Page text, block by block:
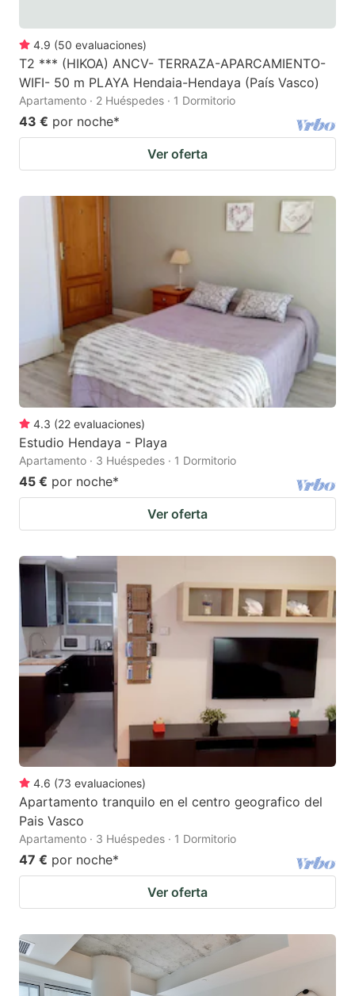
4.9 (50 evaluaciones)
T2 *** (HIKOA) ANCV- TERRAZA-APARCAMIENTO-
WIFI- 50 m PLAYA Hendaia-Hendaya (País Vasco)
Apartamento · 2 Huéspedes · 1 Dormitorio
43 € por noche*
Ver oferta
4.3 (22 evaluaciones)
Estudio Hendaya - Playa
Apartamento · 3 Huéspedes · 1 Dormitorio
45 € por noche*
Ver oferta
4.6 (73 evaluaciones)
Apartamento tranquilo en el centro geografico del
Pais Vasco
Apartamento · 3 Huéspedes · 1 Dormitorio
47 € por noche*
Ver oferta